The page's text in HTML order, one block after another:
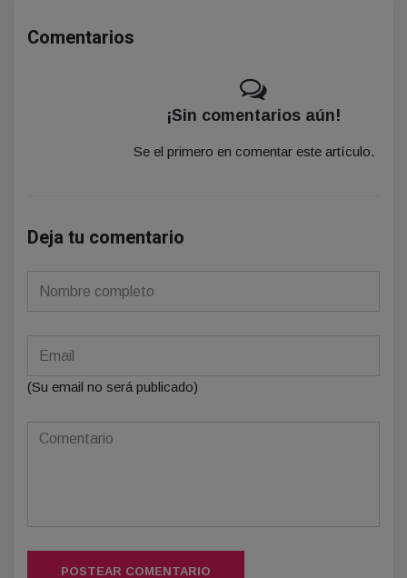
Comentarios
¡Sin comentarios aún!
Se el primero en comentar este artículo.
Deja tu comentario
(Su email no será publicado)
POSTEAR COMENTARIO